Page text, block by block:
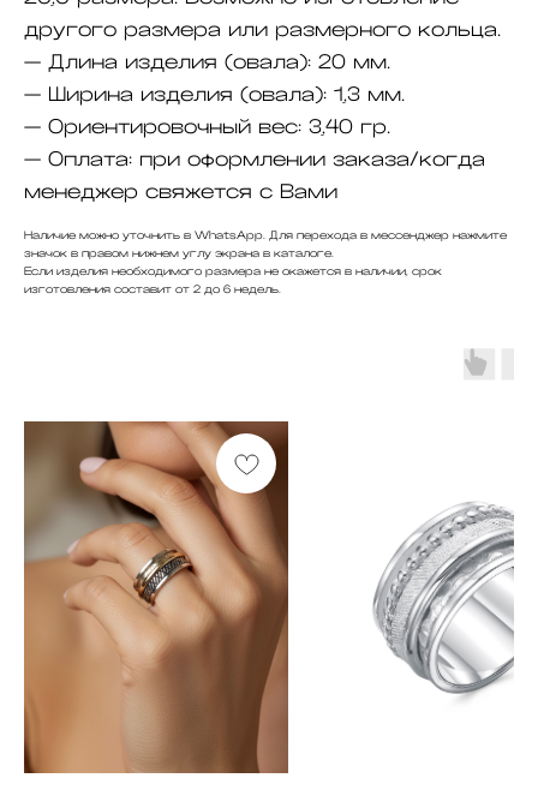
другого размера или размерного кольца.
— Длина изделия (овала): 20 мм.
— Ширина изделия (овала): 1,3 мм.
— Ориентировочный вес: 3,40 гр.
— Оплата: при оформлении заказа/когда
менеджер свяжется с Вами
Наличие можно уточнить в WhatsApp. Для перехода в мессенджер нажмите
значок в правом нижнем углу экрана в каталоге.
Если изделия необходимого размера не окажется в наличии, срок
изготовления составит от 2 до 6 недель.